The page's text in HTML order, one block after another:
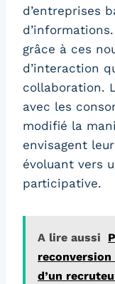
d’entreprises
grâce à ces
d’interaction
collaboration.
avec les
modifié la
envisagent
évoluant vers
participative.
A lire aussi
d’un